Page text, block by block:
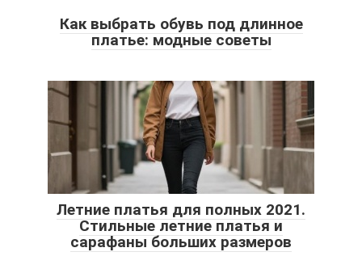
Как выбрать обувь под длинное
платье: модные советы
Летние платья для полных 2021.
Стильные летние платья и
сарафаны больших размеров